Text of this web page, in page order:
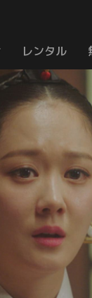
レンタル